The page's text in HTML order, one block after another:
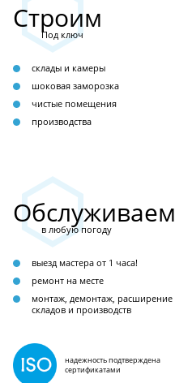
Строим
Под ключ
склады и камеры
шоковая заморозка
чистые помещения
производства
Обслуживаем
в любую погоду
выезд мастера от 1 часа!
ремонт на месте
монтаж, демонтаж, расширение
складов и производств
надежность подтверждена
сертификатами